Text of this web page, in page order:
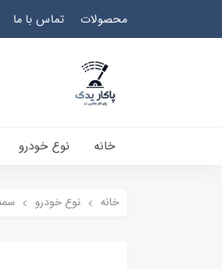
محصولات تماس با ما
خانه نوع خودرو
خانه نوع خودرو